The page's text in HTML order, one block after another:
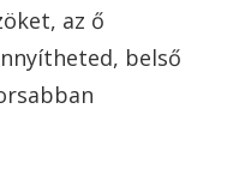
az ő
belső